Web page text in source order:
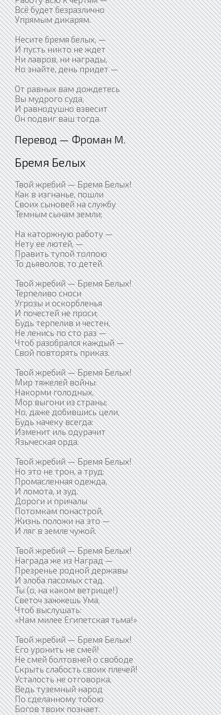
Всё будет безразлично
Упрямым дикарям.
Несите бремя белых, —
И пусть никто не ждет
Ни лавров, ни награды,
Но знайте, день придет —
От равных вам дождетесь
Вы мудрого суда,
И равнодушно взвесит
Он подвиг ваш тогда.
Перевод — Фроман М.
Бремя Белых
Твой жребий — Бремя Белых!
Как в изгнанье, пошли
Своих сыновей на службу
Темным сынам земли;
На каторжную работу —
Нету ее лютей, —
Править тупой толпою
То дьяволов, то детей.
Твой жребий — Бремя Белых!
Терпеливо сноси
Угрозы и оскорбленья
И почестей не проси;
Будь терпелив и честен,
Не ленись по сто раз —
Чтоб разобрался каждый —
Свой повторять приказ.
Твой жребий — Бремя Белых!
Мир тяжелей войны:
Накорми голодных,
Мор выгони из страны;
Но, даже добившись цели,
Будь начеку всегда:
Изменит иль одурачит
Языческая орда.
Твой жребий — Бремя Белых!
Но это не трон, а труд:
Промасленная одежда,
И ломота, и зуд.
Дороги и причалы
Потомкам понастрой,
Жизнь положи на это —
И ляг в земле чужой.
Твой жребий — Бремя Белых!
Награда же из Наград —
Презренье родной державы
И злоба пасомых стад.
Ты (о, на каком ветрище!)
Светоч зажжешь Ума,
Чтоб выслушать:
«Нам милее Египетская тьма!»
Твой жребий — Бремя Белых!
Его уронить не смей!
Не смей болтовней о свободе
Скрыть слабость своих плечей!
Усталость не отговорка,
Ведь туземный народ
По сделанному тобою
Богов твоих познает.